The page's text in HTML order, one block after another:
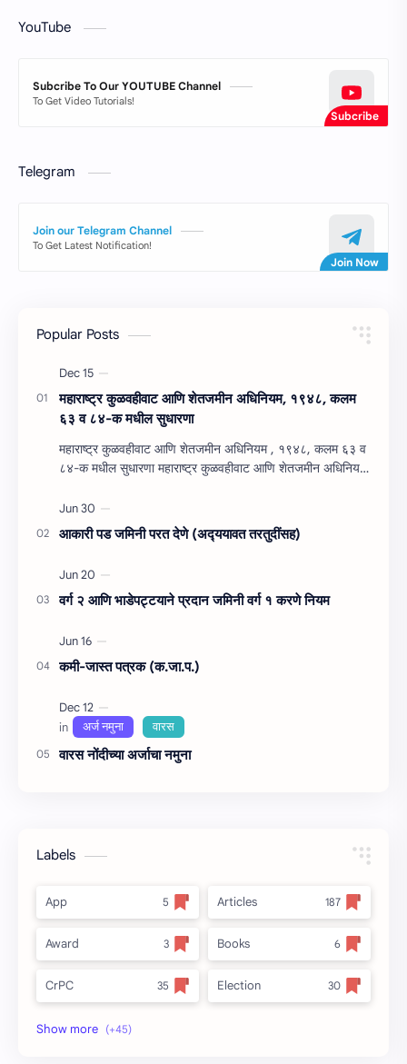
YouTube
Subcribe To Our YOUTUBE Channel
To Get Video Tutorials!
Telegram
Join our Telegram Channel
To Get Latest Notification!
Popular Posts
महाराष्‍ट्र कुळवहीवाट आणि शेतजमीन अधिनियम, १९४८, कलम
६३ व ८४-क मधील सुधारणा
महाराष्‍ट्र कुळवहीवाट आणि शेतजमीन अधिनियम , १९४८, कलम ६३ व
८४-क मधील सुधारणा महाराष्‍ट्र कुळवहीवाट आणि शेतजमीन अधिनियम
आकारी पड जमिनी परत देणे (अद्‍ययावत तरतुदींसह)
वर्ग २ आणि भाडेपट्टयाने प्रदान जमिनी वर्ग १ करणे नियम
कमी-जास्त पत्रक (क.जा.प.)
वारस नोंदीच्‍या अर्जाचा नमुना
Labels
App Articles
Award Books
CrPC Election
Forest